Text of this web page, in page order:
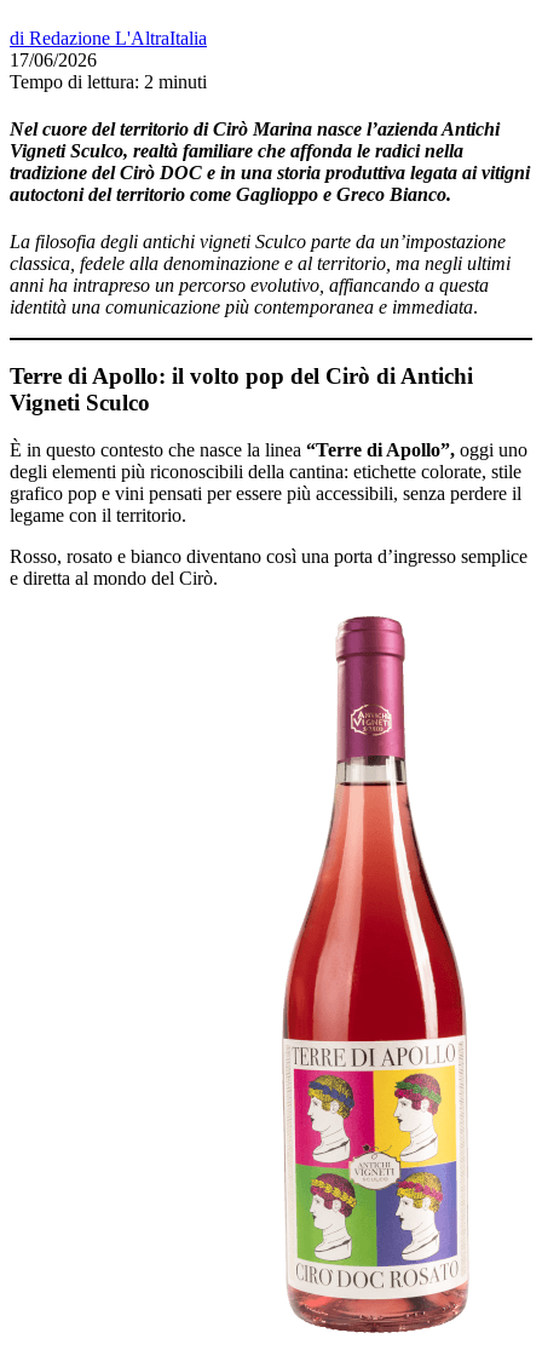
di Redazione L'AltraItalia
17/06/2026
Tempo di lettura: 2 minuti
Nel cuore del territorio di Cirò Marina nasce l’aziendaAntichi
Vigneti Sculco, realtà familiare che affonda le radici nella
tradizione delCirò DOC e in una storia produttiva legata ai vitigni
autoctoni del territorio come Gaglioppo e Greco Bianco.
La filosofia degli antichi vigneti Sculco parte da un’impostazione
classica, fedele alla denominazione e al territorio, ma negli ultimi
anni ha intrapreso un percorso evolutivo, affiancando a questa
identità una comunicazione più contemporanea e immediata.
Terre di Apollo: il volto pop del Cirò di Antichi
Vigneti Sculco
È in questo contesto che nasce la linea “Terre di Apollo”, oggi uno
degli elementi più riconoscibili della cantina: etichette colorate, stile
grafico pop e vini pensati per essere più accessibili, senza perdere il
legame con il territorio.
Rosso, rosato e bianco diventano così una porta d’ingresso semplice
e diretta al mondo del Cirò.